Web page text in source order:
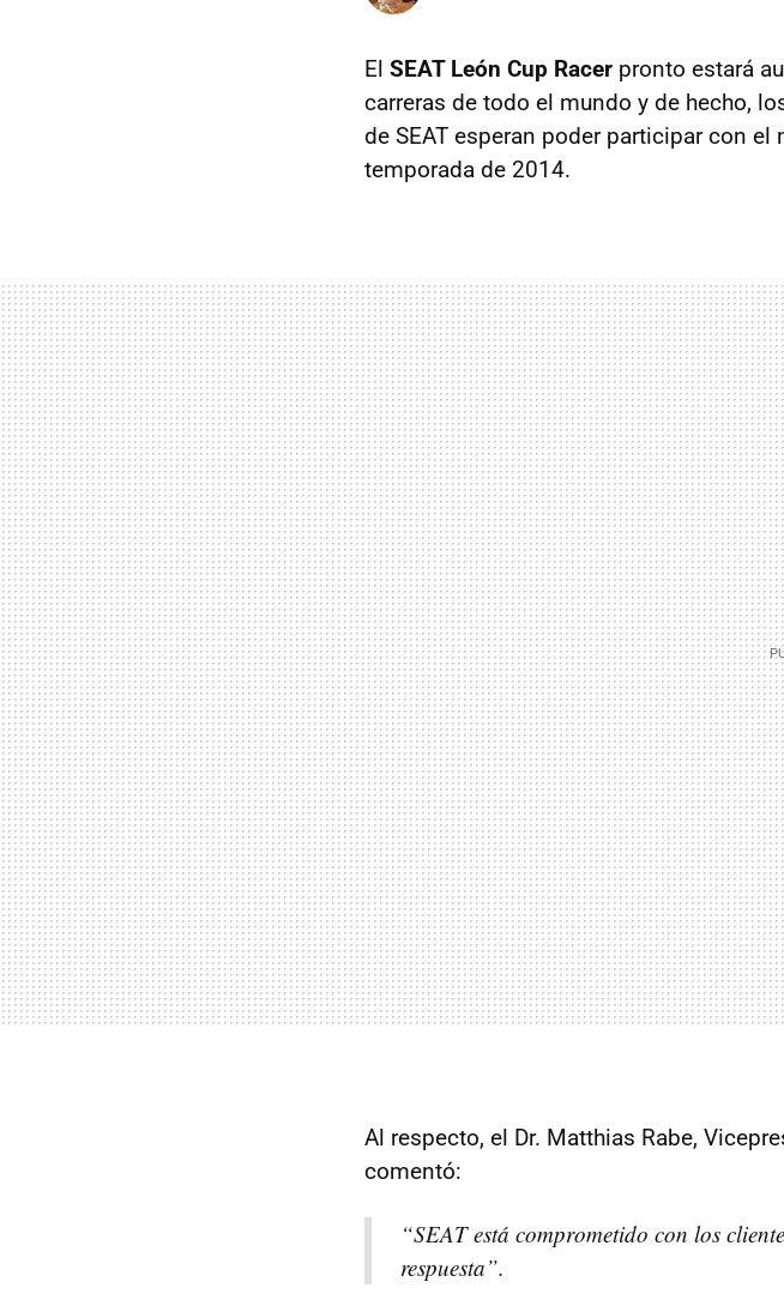
El SEAT León Cup Racer pronto estará
carreras de todo el mundo y de hecho,
de SEAT esperan poder participar con el
temporada de 2014.
Al respecto, el Dr. Matthias Rabe,
comentó:
“SEAT está comprometido con los
respuesta”.